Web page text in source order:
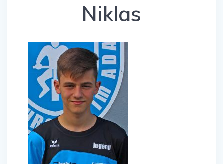
Niklas